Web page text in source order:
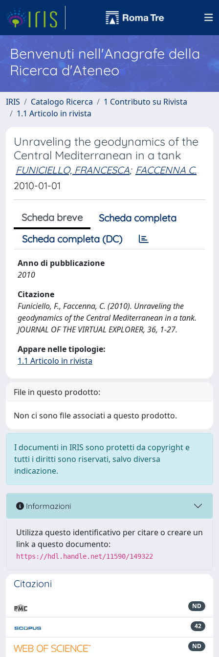
Benvenuti nell'Anagrafe della
Ricerca d'Ateneo
IRIS Catalogo Ricerca
1 Contributo su Rivista
1.1 Articolo in rivista
Unraveling the geodynamics of the
Central Mediterranean in a tank
FUNICIELLO, FRANCESCA; FACCENNA C.
2010-01-01
Scheda breve
Scheda completa
Scheda completa (DC)
Anno di pubblicazione
2010
Citazione
Funiciello, F., Faccenna, C. (2010). Unraveling the
geodynamics of the Central Mediterranean in a tank.
JOURNAL OF THE VIRTUAL EXPLORER, 36, 1-27.
Appare nelle tipologie:
1.1 Articolo in rivista
File in questo prodotto:
Non ci sono file associati a questo prodotto.
I documenti in IRIS sono protetti da copyright e
tutti i diritti sono riservati, salvo diversa
indicazione.
Informazioni
Utilizza questo identificativo per citare o creare un
link a questo documento:
https://hdl.handle.net/11590/149322
Citazioni
ND
42
ND